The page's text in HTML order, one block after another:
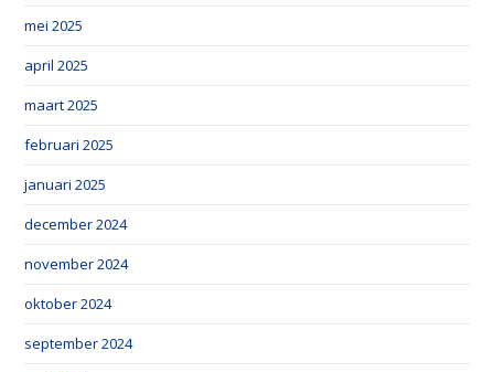
mei 2025
april 2025
maart 2025
februari 2025
januari 2025
december 2024
november 2024
oktober 2024
september 2024